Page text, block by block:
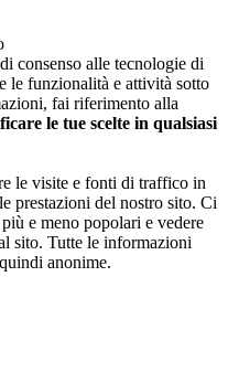
consenso alle tecnologie di
le funzionalità e attività sotto
fai riferimento alla
le tue scelte in qualsiasi
le visite e fonti di traffico in
prestazioni del nostro sito. Ci
e meno popolari e vedere
sito. Tutte le informazioni
anonime.